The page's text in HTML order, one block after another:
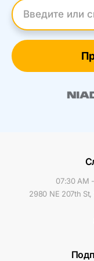
Введите VIN
07:30 AM
2980 NE 207th